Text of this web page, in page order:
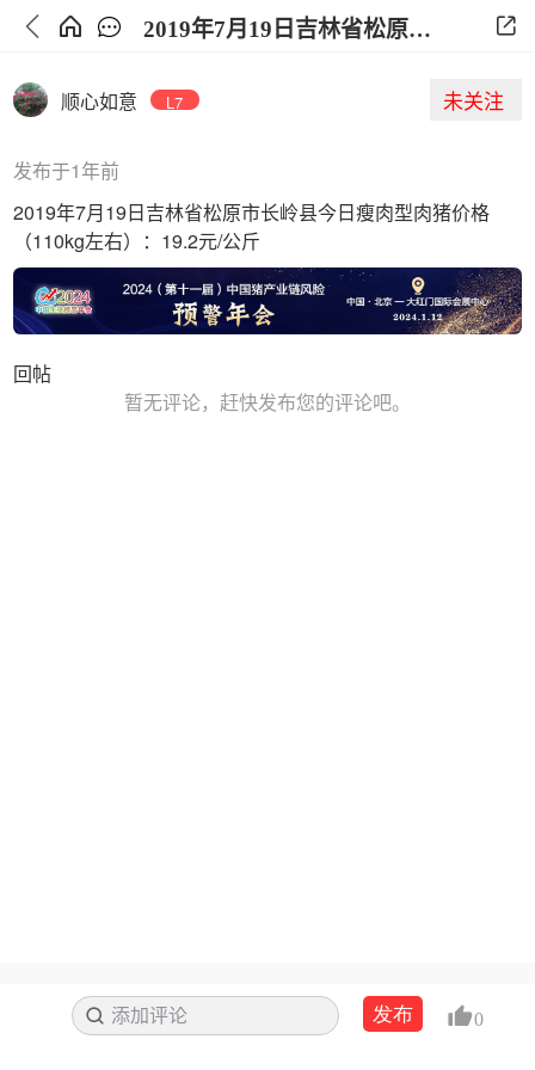
2019年7月19日吉林省松原市长岭县今日生猪价格
顺心如意 L7 未关注
发布于1年前
2019年7月19日吉林省松原市长岭县今日瘦肉型肉猪价格
（110kg左右）：19.2元/公斤
回帖
暂无评论，赶快发布您的评论吧。
添加评论 搜索发布 0